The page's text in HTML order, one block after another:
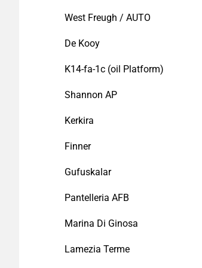
West Freugh / AUTO
De Kooy
K14-fa-1c (oil Platform)
Shannon AP
Kerkira
Finner
Gufuskalar
Pantelleria AFB
Marina Di Ginosa
Lamezia Terme